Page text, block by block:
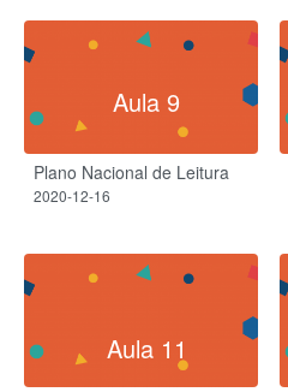
Aula 9
Plano Nacional de Leitura
2020-12-16
Aula 11